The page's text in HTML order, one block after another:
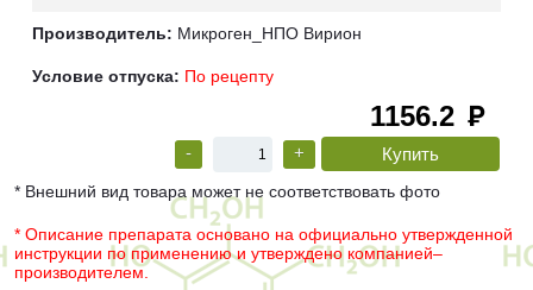
Производитель: Микроген_НПО Вирион
Условие отпуска: По рецепту
1156.2 руб
- +
* Внешний вид товара может не соответствовать фото
* Описание препарата основано на официально утвержденной
инструкции по применению и утверждено компанией–
производителем.